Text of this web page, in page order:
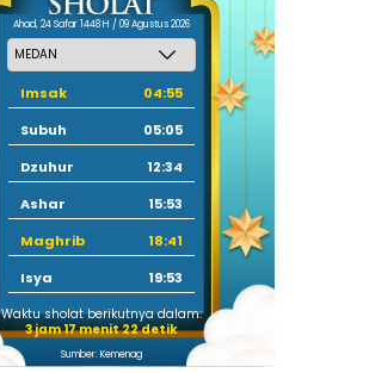
Ahad, 24 Safar 1448 H / 09 Agustus 2026
Imsak
04:55
Subuh
05:05
Dzuhur
12:34
Ashar
15:53
Maghrib
18:41
Isya
19:53
Waktu sholat berikutnya dalam:
3 jam 17 menit 21 detik
Sumber: Kemenag